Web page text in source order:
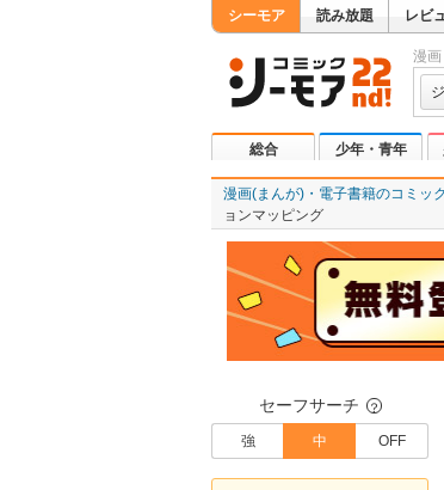
シーモア 読み放題 レビ
漫画
総合 少年・青年
漫画(まんが)・電子書籍のコミッ
ョンマッピング
セーフサーチ ？
強 中 OFF